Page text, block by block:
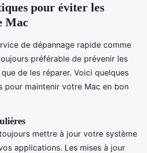
pour éviter les
Mac
de dépannage rapide comme
préférable de prévenir les
de les réparer. Voici quelques
pour maintenir votre Mac en bon
mettre à jour votre système
applications. Les mises à jour